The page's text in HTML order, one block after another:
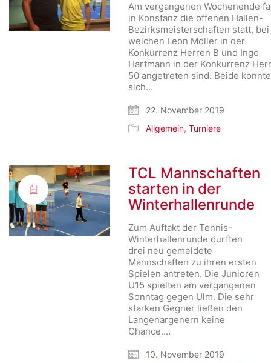
Am vergangenen Wochenende
in Konstanz die offenen Hallen-
Bezirksmeisterschaften statt, bei
welchen Leon Möller in der
Konkurrenz Herren B und Ingo
Hartmann in der Konkurrenz
50 angetreten sind. Beide
sich…
22. November 2019
Allgemein,Turniere
TCL Mannschaften
starten in der
Winterhallenrunde
Zum Auftakt der Tennis-
Winterhallenrunde durften
drei neu gemeldete
Mannschaften zu ihren ersten
Spielen antreten. Die Junioren
U15 spielten am vergangenen
Sonntag gegen Ulm. Die sehr
starken Gegner ließen den
Langenargenern keine
Chance.…
10. November 2019